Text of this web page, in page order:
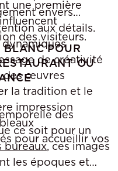
une première
des visiteurs.
envers
aux détails.
de créativité
des œuvres
la tradition et le
impression
pour accueillir vos
BLANC POUR
OU
des
ce soit pour un
bureaux, ces images
les époques et